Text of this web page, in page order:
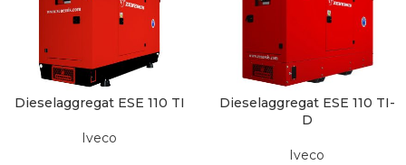
Dieselaggregat ESE 110 TI
Iveco
Dieselaggregat ESE 110 TI-
D
Iveco